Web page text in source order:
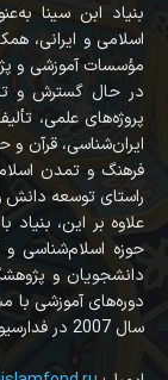
بنیاد ابن سینا
اسلامی و ایرانی،
مؤسسات آموزشی و
در حال گسترش و
پروژه‌های علمی،
ایران‌شناسی، قرآن‌
فرهنگ و تمدن
راستای توسعه دانش
علاوه بر این،
حوزه اسلام‌شناسی
دانشجویان و
دوره‌های آموزشی با
سال 2007 در فدارسیون روسیه فعالیت می‌کند.